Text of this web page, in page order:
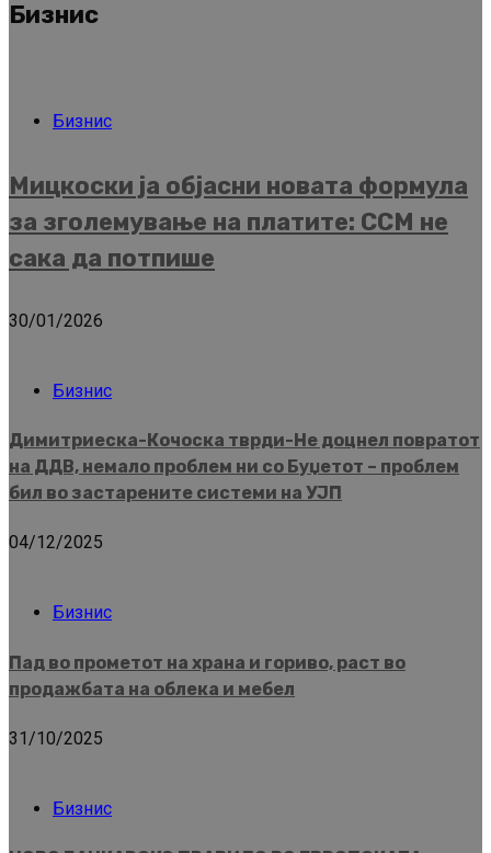
Бизнис
Бизнис
Мицкоски ја објасни новата формула
за зголемување на платите: ССМ не
сака да потпише
30/01/2026
Бизнис
Димитриеска-Кочоска тврди-Не доцнел повратот
на ДДВ, немало проблем ни со Буџетот – проблем
бил во застарените системи на УЈП
04/12/2025
Бизнис
Пад во прометот на храна и гориво, раст во
продажбата на облека и мебел
31/10/2025
Бизнис